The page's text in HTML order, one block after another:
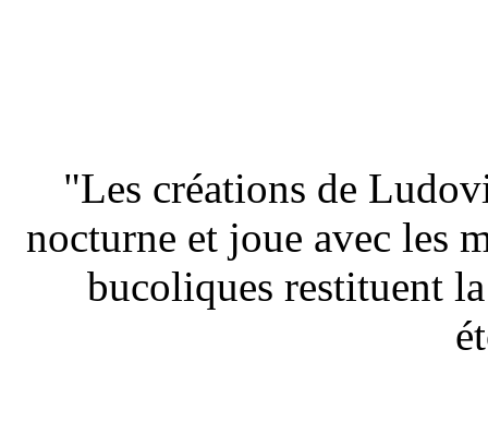
"Les créations de
nocturne et joue avec les
bucoliques restituent